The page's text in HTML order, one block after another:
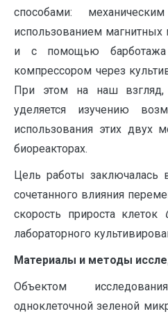
способами:
использованием
и с помощью
компрессором через
При этом на наш
уделяется изучению
использования этих двух
биореакторах.
Цель работы заключалась
сочетанного влияния
скорость прироста клеток
лабораторного
Материалы и методы
Объектом
одноклеточной зеленой